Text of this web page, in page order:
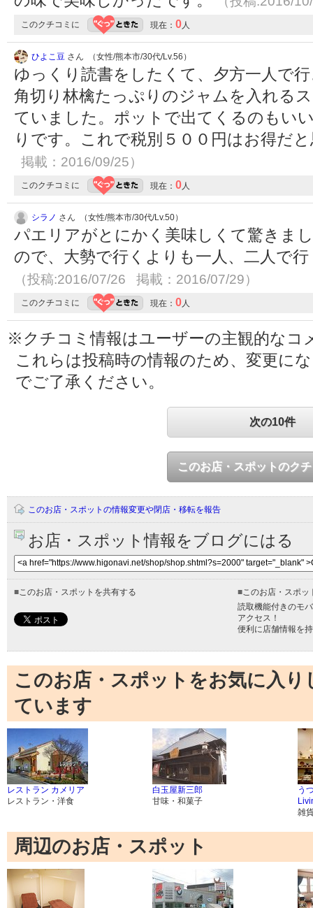
このクチコミに 現在： 0 人
ひよこ豆 さん （女性/熊本市/30代/Lv.56）
ゆっくり読書をしたくて、夕方一人で
角切り林檎たっぷりのジャムを入れる
ていました。ポットで出てくるのもい
りです。これで税別５００円はお得だ
掲載：2016/09/25）
このクチコミに 現在： 0 人
シラノ さん （女性/熊本市/30代/Lv.50）
パエリアがとにかく美味しくて驚きま
ので、大勢で行くよりも一人、二人で
（投稿:2016/07/26 掲載：2016/07/29）
このクチコミに 現在： 0 人
※クチコミ情報はユーザーの主観的なコ
これらは投稿時の情報のため、変更に
でご了承ください。
次の10件
このお店・スポットのク
このお店・スポットの情報変更や閉店・移転を報告
お店・スポット情報をブログにはる
■ このお店・スポットを共有する ■ このお店・スポ
読取機能付きのモ
アクセス！
便利に店舗情報を
このお店・スポットをお気に入
ています
レストラン カメリア
レストラン・洋食
白玉屋新三郎
甘味・和菓子
う
雑
周辺のお店・スポット